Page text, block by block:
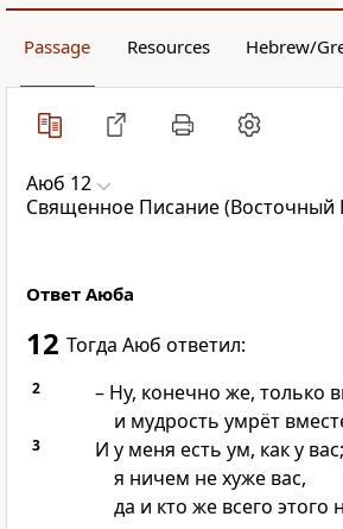
Passage Resources Hebrew/
Аюб 12
Священное Писание (Восточный
Ответ Аюба
12 Тогда Аюб ответил:
2
– Ну, конечно же, только
и мудрость умрёт
3
И у меня есть ум, как у вас;
я ничем не хуже вас,
да и кто же всего этого